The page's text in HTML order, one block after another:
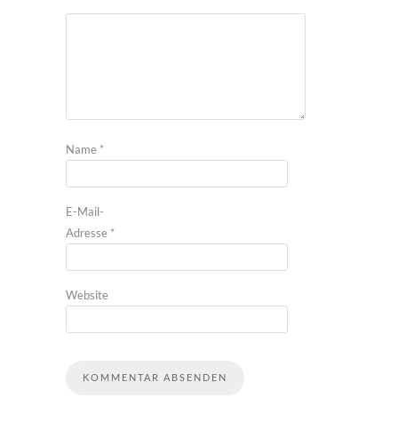
Name *
E-Mail-
Adresse *
Website